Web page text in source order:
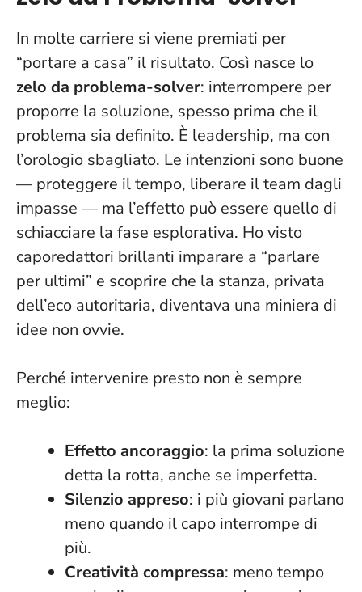
In molte carriere si viene premiati per
“portare a casa” il risultato. Così nasce lo
zelo da problema-solver: interrompere per
proporre la soluzione, spesso prima che il
problema sia definito. È leadership, ma con
l’orologio sbagliato. Le intenzioni sono buone
— proteggere il tempo, liberare il team dagli
impasse — ma l’effetto può essere quello di
schiacciare la fase esplorativa. Ho visto
caporedattori brillanti imparare a “parlare
per ultimi” e scoprire che la stanza, privata
dell’eco autoritaria, diventava una miniera di
idee non ovvie.
Perché intervenire presto non è sempre
meglio:
Effetto ancoraggio: la prima soluzione
detta la rotta, anche se imperfetta.
Silenzio appreso: i più giovani parlano
meno quando il capo interrompe di
più.
Creatività compressa: meno tempo